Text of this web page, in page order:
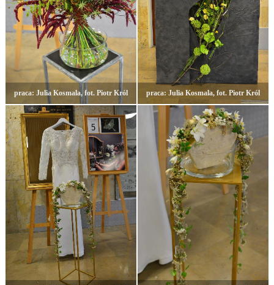
praca: Julia Kosmala, fot. Piotr Król praca: Julia Kosmala, fot. Piotr Król